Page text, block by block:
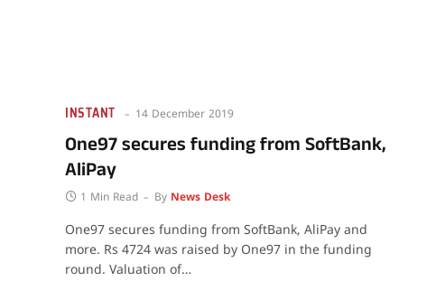
INSTANT 14 December 2019
One97 secures funding from SoftBank,
AliPay
1 Min Read By News Desk
One97 secures funding from SoftBank, AliPay and
more. Rs 4724 was raised by One97 in the funding
round. Valuation of…